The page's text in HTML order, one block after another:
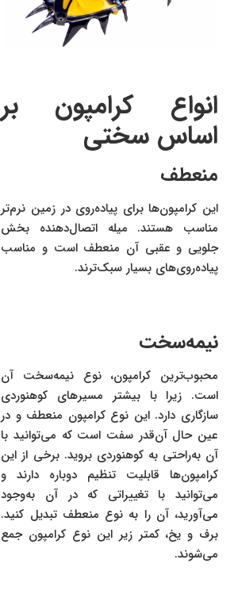
انواع کرامپون بر
اساس سختی
منعطف
این کرامپون‌ها برای پیاده‌روی در زمین نرم‌تر
مناسب هستند. میله اتصال‌دهنده بخش
جلویی و عقبی آن منعطف است و مناسب
پیاده‌روی‌های بسیار سبک‌ترند.
نیمه‌سخت
محبوب‌ترین کرامپون، نوع نیمه‌سخت آن
است. زیرا با بیشتر مسیرهای کوهنوردی
سازگاری دارد. این نوع کرامپون منعطف و در
عین حال آن‌قدر سفت است که می‌توانید با
آن به‌راحتی به کوهنوردی بروید. برخی از این
کرامپون‌ها قابلیت تنظیم دوباره دارند و
می‌توانید با تغییراتی که در آن به‌وجود
می‌آورید، آن را به نوع منعطف تبدیل کنید.
برف و یخ، کمتر زیر این نوع کرامپون جمع
می‌شوند.